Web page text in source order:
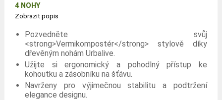
4 NOHY
Zobrazit popis
Pozvedněte svůj
<strong>Vermikompostér</strong> stylově díky
dřevěným nohám Urbalive.
Užijte si ergonomický a pohodlný přístup ke
kohoutku a zásobníku na šťávu.
Navrženy pro výjimečnou stabilitu a podtržení
elegance designu.